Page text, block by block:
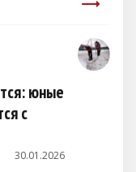
юные
с
30.01.2026